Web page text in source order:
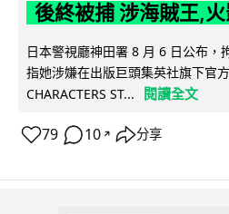
後終被捕 涉海賊王,
日本警視廳神田署 8 月 6 日公布，
指她涉嫌在出版巨頭集英社旗下官
CHARACTERS ST...
閱讀全文
79 10 ↗ 分享